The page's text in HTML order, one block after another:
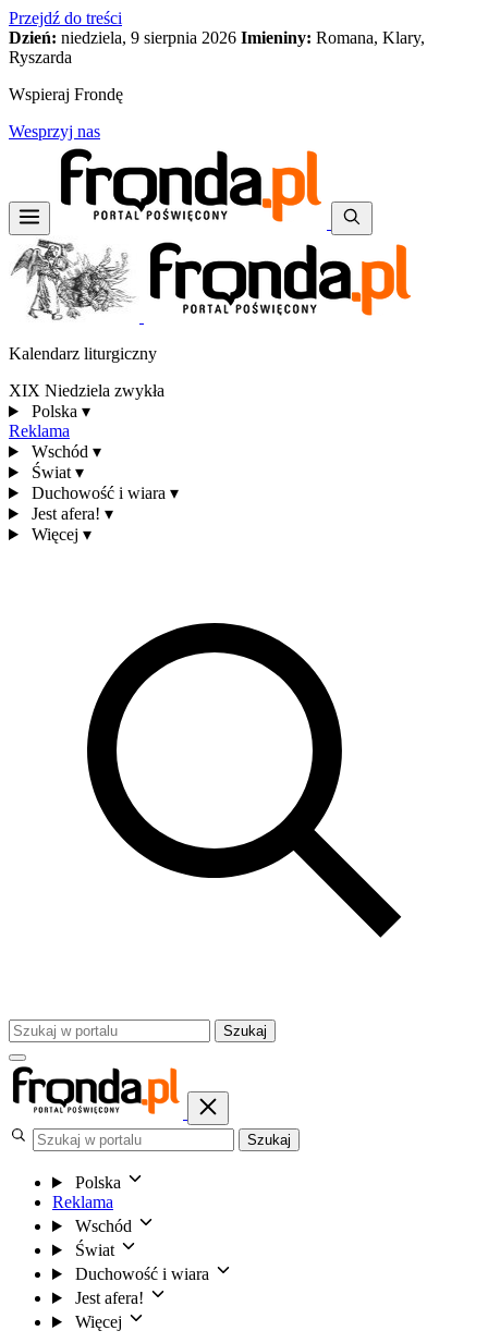
Przejdź do treści
Dzień: niedziela, 9 sierpnia 2026 Imieniny: Romana, Klary,
Ryszarda
Wspieraj Frondę
Wesprzyj nas
Kalendarz liturgiczny
XIX Niedziela zwykła
Polska ▾
Reklama
Wschód ▾
Świat ▾
Duchowość i wiara ▾
Jest afera! ▾
Więcej ▾
Szukaj
Szukaj
Polska
Reklama
Wschód
Świat
Duchowość i wiara
Jest afera!
Więcej